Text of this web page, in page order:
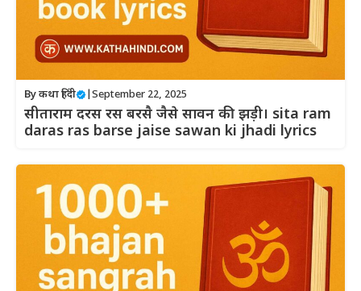
Byकथा हिंदी September 22, 2025
सीताराम दरस रस बरसै जैसे सावन की झड़ी। sita ram
daras ras barse jaise sawan ki jhadi lyrics